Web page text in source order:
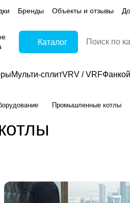
Бренды Объекты и отзывы
Каталог
Мульти-сплитVRV / VRF
Промышленные котлы